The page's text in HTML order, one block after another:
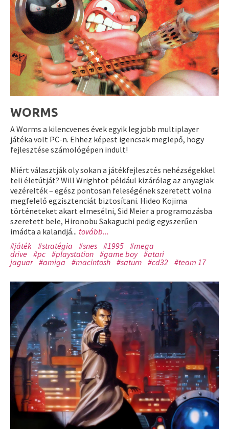
WORMS
A Worms a kilencvenes évek egyik legjobb multiplayer
játéka volt PC-n. Ehhez képest igencsak meglepő, hogy
fejlesztése számológépen indult!
Miért választják oly sokan a játékfejlesztés nehézségekkel
teli életútját? Will Wrightot például kizárólag az anyagiak
vezérelték – egész pontosan feleségének szeretett volna
megfelelő egzisztenciát biztosítani. Hideo Kojima
történeteket akart elmesélni, Sid Meier a programozásba
szeretett bele, Hironobu Sakaguchi pedig egyszerűen
imádta a kalandjá... tovább...
#játék #stratégia #snes #1995 #mega
drive
#pc #playstation #game boy #atari
jaguar #amiga #macintosh #saturn #cd32 #team 17